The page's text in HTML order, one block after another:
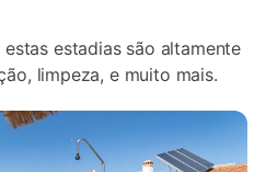
estadias são altamente
limpeza, e muito mais.